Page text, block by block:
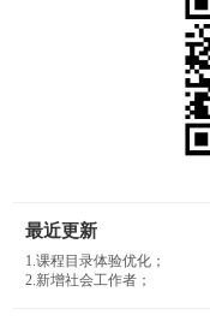
最近更新
1.课程目录体验优化；
2.新增社会工作者；